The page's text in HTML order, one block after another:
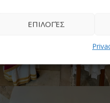
ΕΠΙΛΟΓΈΣ